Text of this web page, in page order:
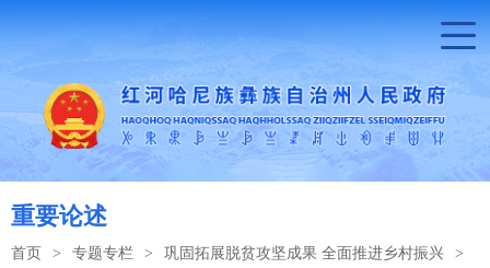
重要论述
首页 > 专题专栏 > 巩固拓展脱贫攻坚成果 全面推进乡村振兴
>